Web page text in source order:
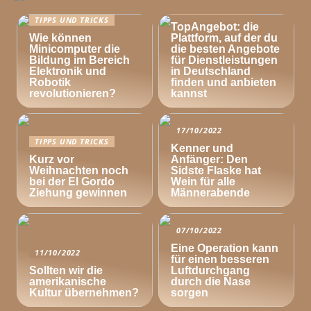
TIPPS UND TRICKS
Wie können
Minicomputer die
Bildung im Bereich
Elektronik und
Robotik
revolutionieren?
TopAngebot: die
Plattform, auf der du
die besten Angebote
für Dienstleistungen
in Deutschland
finden und anbieten
kannst
TIPPS UND TRICKS
Kurz vor
Weihnachten noch
bei der El Gordo
Ziehung gewinnen
17/10/2022
Kenner und
Anfänger: Den
Sidste Flaske hat
Wein für alle
Männerabende
11/10/2022
Sollten wir die
amerikanische
Kultur übernehmen?
07/10/2022
Eine Operation kann
für einen besseren
Luftdurchgang
durch die Nase
sorgen